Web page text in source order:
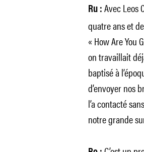
Ru : Avec Leos
quatre ans et
« How Are You
on travaillait
baptisé à
d’envoyer nos
l’a contacté
notre grande